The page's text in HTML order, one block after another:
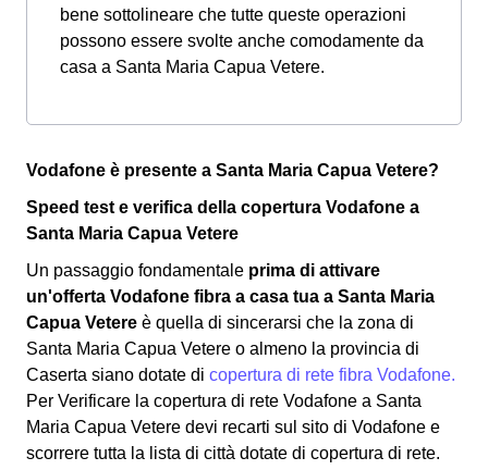
bene sottolineare che tutte queste operazioni
possono essere svolte anche comodamente da
casa a Santa Maria Capua Vetere.
Vodafone è presente a Santa Maria Capua Vetere?
Speed test e verifica della copertura Vodafone a
Santa Maria Capua Vetere
Un passaggio fondamentale prima di attivare
un'offerta Vodafone fibra a casa tua a Santa Maria
Capua Vetere è quella di sincerarsi che la zona di
Santa Maria Capua Vetere o almeno la provincia di
Caserta siano dotate di copertura di rete fibra Vodafone.
Per Verificare la copertura di rete Vodafone a Santa
Maria Capua Vetere devi recarti sul sito di Vodafone e
scorrere tutta la lista di città dotate di copertura di rete.